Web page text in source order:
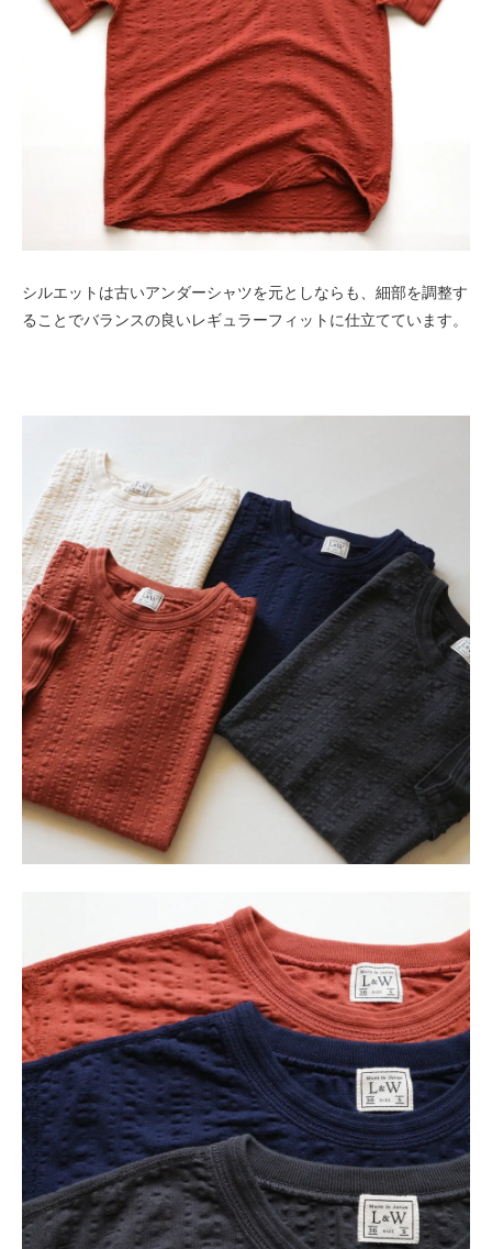
シルエットは古いアンダーシャツを元としならも、細部を調整す
ることでバランスの良いレギュラーフィットに仕立てています。